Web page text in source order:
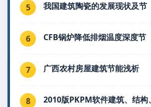
5 我国建筑陶瓷的发展现状及节
6 CFB锅炉降低排烟温度深度节
7 广西农村房屋建筑节能浅析
8 2010版PKPM软件建筑、结构、